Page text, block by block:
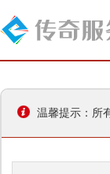
温馨提示：所